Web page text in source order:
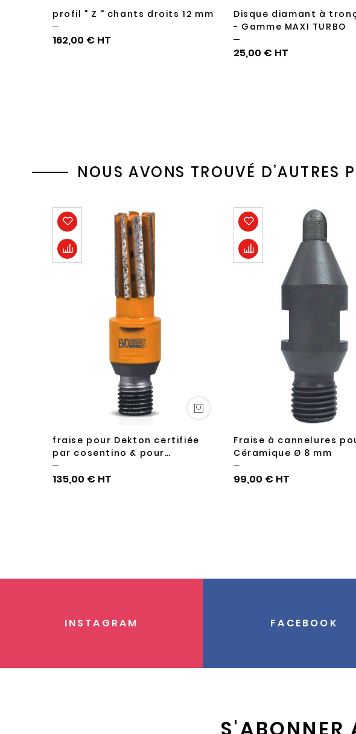
profil " Z " chants droits 12 mm
162,00 €
Disque diamant à
- Gamme MAXI TURBO
25,00 €
NOUS AVONS TROUVÉ D’AUTRES
fraise pour Dekton certifiée
par cosentino & pour
céramique " the size"
135,00 €
Fraise à cannelures
Céramique Ø 8 mm
99,00 €
INSTAGRAM FACEBOOK